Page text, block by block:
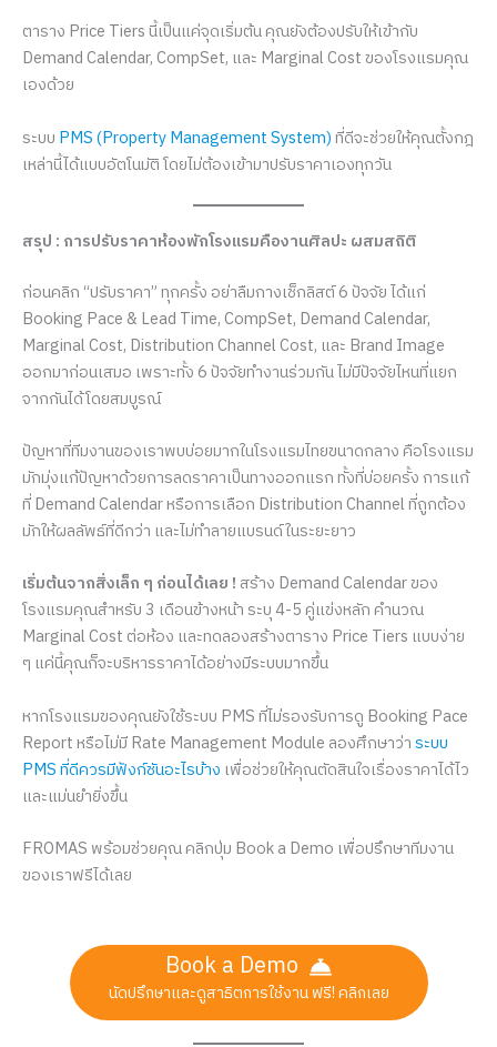
ตาราง Price Tiers นี้เป็นแค่จุดเริ่มต้น คุณยังต้องปรับให้เข้ากับ
Demand Calendar, CompSet, และ Marginal Cost ของโรงแรมคุณ
เองด้วย
ระบบ PMS (Property Management System) ที่ดีจะช่วยให้คุณตั้งกฎ
เหล่านี้ได้แบบอัตโนมัติ โดยไม่ต้องเข้ามาปรับราคาเองทุกวัน
สรุป : การปรับราคาห้องพักโรงแรมคืองานศิลปะ ผสมสถิติ
ก่อนคลิก “ปรับราคา” ทุกครั้ง อย่าลืมกางเช็กลิสต์ 6 ปัจจัย ได้แก่
Booking Pace & Lead Time, CompSet, Demand Calendar,
Marginal Cost, Distribution Channel Cost, และ Brand Image
ออกมาก่อนเสมอ เพราะทั้ง 6 ปัจจัยทำงานร่วมกัน ไม่มีปัจจัยไหนที่แยก
จากกันได้โดยสมบูรณ์
ปัญหาที่ทีมงานของเราพบบ่อยมากในโรงแรมไทยขนาดกลาง คือโรงแรม
มักมุ่งแก้ปัญหาด้วยการลดราคาเป็นทางออกแรก ทั้งที่บ่อยครั้ง การแก้
ที่ Demand Calendar หรือการเลือก Distribution Channel ที่ถูกต้อง
มักให้ผลลัพธ์ที่ดีกว่า และไม่ทำลายแบรนด์ในระยะยาว
เริ่มต้นจากสิ่งเล็ก ๆ ก่อนได้เลย ! สร้าง Demand Calendar ของ
โรงแรมคุณสำหรับ 3 เดือนข้างหน้า ระบุ 4-5 คู่แข่งหลัก คำนวณ
Marginal Cost ต่อห้อง และทดลองสร้างตาราง Price Tiers แบบง่าย
ๆ แค่นี้คุณก็จะบริหารราคาได้อย่างมีระบบมากขึ้น
หากโรงแรมของคุณยังใช้ระบบ PMS ที่ไม่รองรับการดู Booking Pace
Report หรือไม่มี Rate Management Module ลองศึกษาว่าระบบ
PMS ที่ดีควรมีฟังก์ชันอะไรบ้าง เพื่อช่วยให้คุณตัดสินใจเรื่องราคาได้ไว
และแม่นยำยิ่งขึ้น
FROMAS พร้อมช่วยคุณ คลิกปุ่ม Book a Demo เพื่อปรึกษาทีมงาน
ของเราฟรีได้เลย
Book a Demo
นัดปรึกษาและดูสาธิตการใช้งาน ฟรี! คลิกเลย